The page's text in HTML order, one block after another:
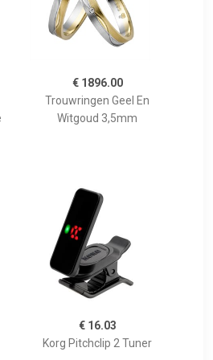
€ 1896.00
Trouwringen Geel En
Witgoud 3,5mm
€ 16.03
Korg Pitchclip 2 Tuner